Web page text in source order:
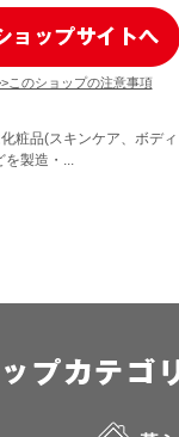
このショップの注意事項
粧品(スキンケア、ボディ
を製造・...